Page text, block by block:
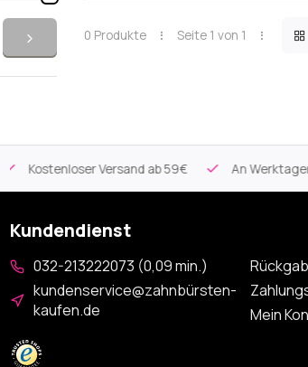
0 Produkte Seite 1 von 1
An Werktagen vor 17:00 Uhr bestellt, noch
Kundendienst
032-213222073 (0,09 min.)
kundenservice@zahnbürsten-
kaufen.de
Mein